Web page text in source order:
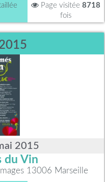
Page visitée 8718
fois
2015
du Vin
13006 Marseille